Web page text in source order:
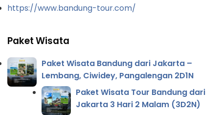
https://www.bandung-tour.com/
Paket Wisata
Paket Wisata Bandung dari Jakarta –
Lembang, Ciwidey, Pangalengan 2D1N
Paket Wisata Tour Bandung dari
Jakarta 3 Hari 2 Malam (3D2N)